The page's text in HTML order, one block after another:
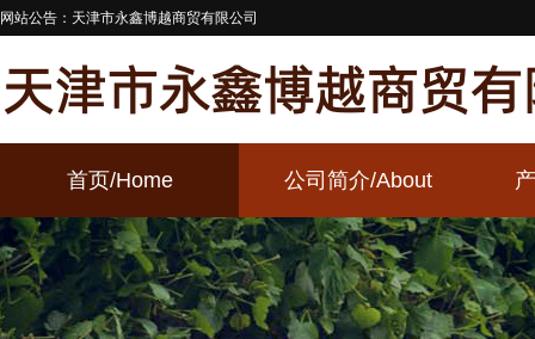
网站公告：天津市永鑫博越商贸有限公司
首页/Home 公司简介/About